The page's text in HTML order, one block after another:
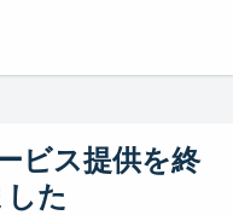
ビス提供を終
た